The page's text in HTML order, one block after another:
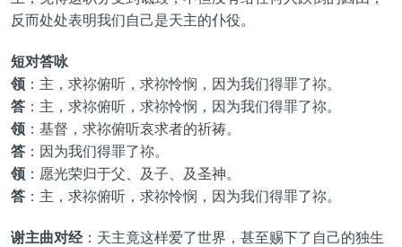
反而处处表明我们自己是天主的仆役。
短对答咏
领：主，求祢俯听，求祢怜悯，因为我们得罪了祢。
答：主，求祢俯听，求祢怜悯，因为我们得罪了祢。
领：基督，求祢俯听哀求者的祈祷。
答：因为我们得罪了祢。
领：愿光荣归于父、及子、及圣神。
答：主，求祢俯听，求祢怜悯，因为我们得罪了祢。
谢主曲对经：天主竟这样爱了世界，甚至赐下了自己的独生